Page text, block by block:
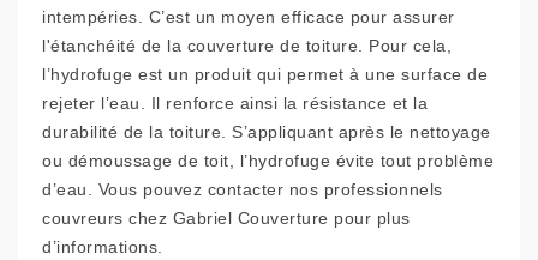
intempéries. C’est un moyen efficace pour assurer
l'étanchéité de la couverture de toiture. Pour cela,
l’hydrofuge est un produit qui permet à une surface de
rejeter l’eau. Il renforce ainsi la résistance et la
durabilité de la toiture. S’appliquant après le nettoyage
ou démoussage de toit, l’hydrofuge évite tout problème
d’eau. Vous pouvez contacter nos professionnels
couvreurs chez Gabriel Couverture pour plus
d’informations.